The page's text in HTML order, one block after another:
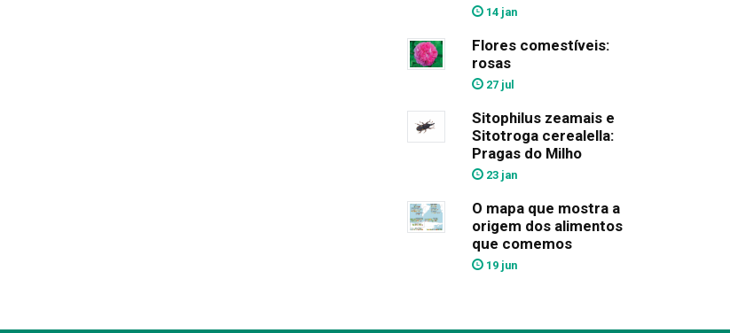
14 jan
Flores comestíveis:
rosas
27 jul
Sitophilus zeamais e
Sitotroga cerealella:
Pragas do Milho
23 jan
O mapa que mostra a
origem dos alimentos
que comemos
19 jun